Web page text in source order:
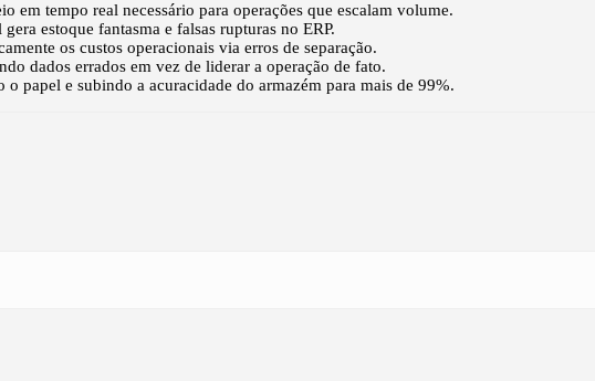
em tempo real necessário para operações que escalam volume.
estoque fantasma e falsas rupturas no ERP.
os custos operacionais via erros de separação.
dados errados em vez de liderar a operação de fato.
papel e subindo a acuracidade do armazém para mais de 99%.